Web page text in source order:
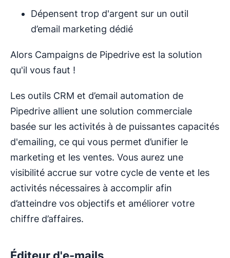
Dépensent trop d'argent sur un outil
d’email marketing dédié
Alors Campaigns de Pipedrive est la solution
qu'il vous faut !
Les outils CRM et d’email automation de
Pipedrive allient une solution commerciale
basée sur les activités à de puissantes capacités
d'emailing, ce qui vous permet d’unifier le
marketing et les ventes. Vous aurez une
visibilité accrue sur votre cycle de vente et les
activités nécessaires à accomplir afin
d’atteindre vos objectifs et améliorer votre
chiffre d’affaires.